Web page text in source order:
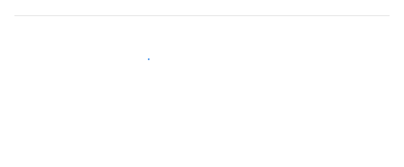
Unite a otros anfitriones como vos